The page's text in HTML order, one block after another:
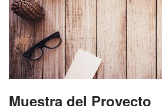
Muestra del Proyecto